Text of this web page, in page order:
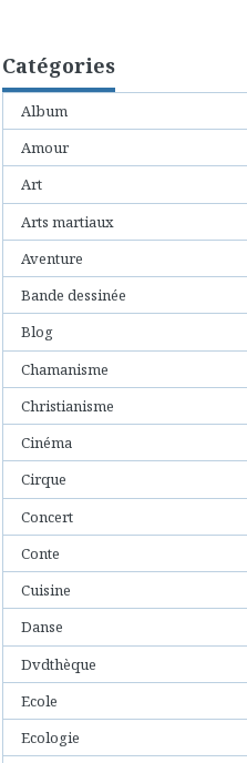
Catégories
Album
Amour
Art
Arts martiaux
Aventure
Bande dessinée
Blog
Chamanisme
Christianisme
Cinéma
Cirque
Concert
Conte
Cuisine
Danse
Dvdthèque
Ecole
Ecologie